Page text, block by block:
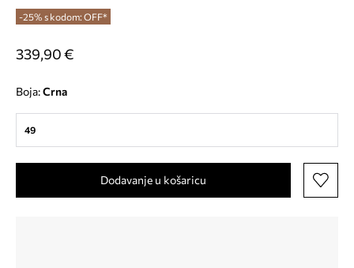
-25% s kodom: OFF*
339,90 €
Boja: crna
49
Dodavanje u košaricu